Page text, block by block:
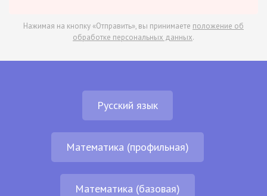
Нажимая на кнопку «Отправить», вы принимаете положение об
обработке персональных данных.
Русский язык
Математика (профильная)
Математика (базовая)